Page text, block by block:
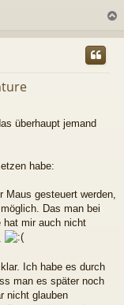
c
überhaupt jemand
habe:
Maus gesteuert werden,
Das man bei
hat mir auch nicht
Ich habe es durch
man es später noch
nicht glauben